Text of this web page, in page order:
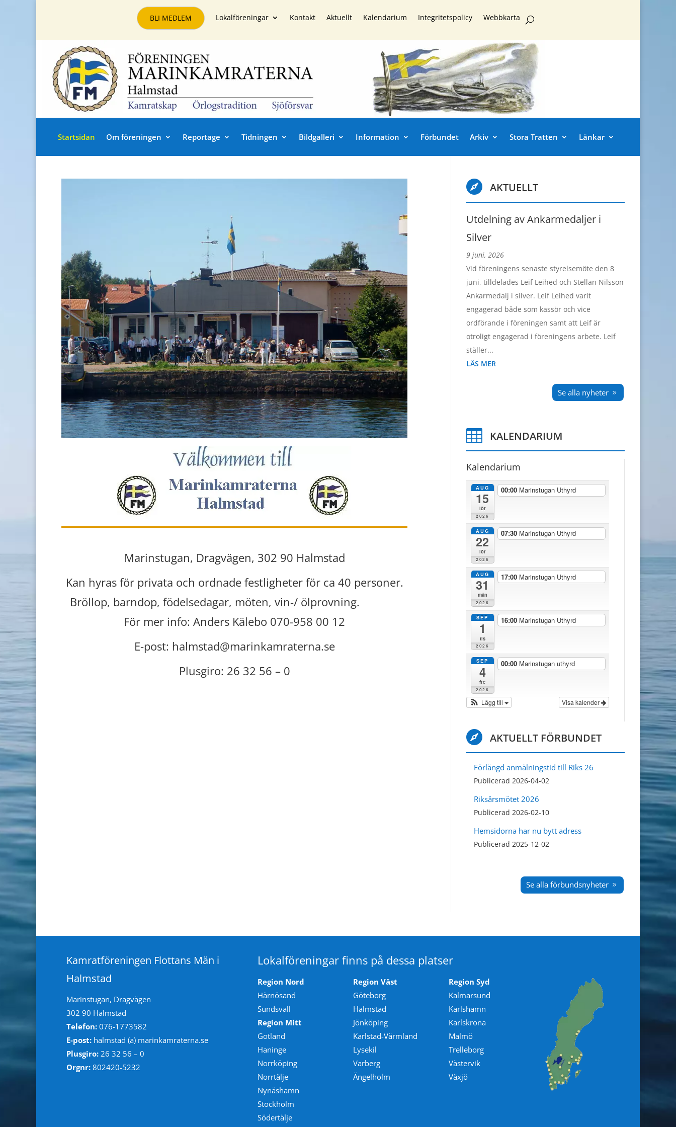
BLI MEDLEM Lokalföreningar Kontakt Aktuellt Kalendarium Integritetspolicy Webbkarta
Startsidan Om föreningen Reportage Tidningen Bildgalleri Information Förbundet Arkiv Stora Tratten Länkar
Marinstugan, Dragvägen, 302 90 Halmstad
Kan hyras för privata och ordnade festligheter för ca 40 personer.
Bröllop, barndop, födelsedagar, möten, vin-/ ölprovning.
För mer info: Anders Kälebo 070-958 00 12
E-post: halmstad@marinkamraterna.se
Plusgiro: 26 32 56 – 0
 AKTUELLT
Utdelning av Ankarmedaljer i
Silver
9 juni, 2026
Vid föreningens senaste styrelsemöte den 8
juni, tilldelades Leif Leihed och Stellan Nilsson
Ankarmedalj i silver. Leif Leihed varit
engagerad både som kassör och vice
ordförande i föreningen samt att Leif är
otroligt engagerad i föreningens arbete. Leif
ställer...
LÄS MER
Se alla nyheter
 KALENDARIUM
Kalendarium
AUG
15
lör
2026
00:00 Marinstugan Uthyrd
AUG
22
lör
2026
07:30 Marinstugan Uthyrd
AUG
31
mån
2026
17:00 Marinstugan Uthyrd
SEP
1
tis
2026
16:00 Marinstugan Uthyrd
SEP
4
fre
2026
00:00 Marinstugan uthyrd
Visa kalender
Lägg till
 AKTUELLT FÖRBUNDET
Förlängd anmälningstid till Riks 26
Publicerad 2026-04-02
Riksårsmötet 2026
Publicerad 2026-02-10
Hemsidorna har nu bytt adress
Publicerad 2025-12-02
Se alla förbundsnyheter
Kamratföreningen Flottans Män i
Halmstad
Marinstugan, Dragvägen
302 90 Halmstad
Telefon: 076-1773582
E-post: halmstad (a) marinkamraterna.se
Plusgiro: 26 32 56 – 0
Orgnr: 802420-5232
Lokalföreningar finns på dessa platser
Region Nord
Härnösand
Sundsvall
Region Mitt
Gotland
Haninge
Norrköping
Norrtälje
Nynäshamn
Stockholm
Södertälje
Region Väst
Göteborg
Halmstad
Jönköping
Karlstad-Värmland
Lysekil
Varberg
Ängelholm
Region Syd
Kalmarsund
Karlshamn
Karlskrona
Malmö
Trelleborg
Västervik
Växjö